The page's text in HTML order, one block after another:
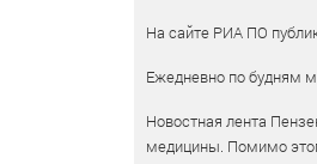
На сайте РИА ПО
Ежедневно по будням
Новостная лента
медицины. Помимо